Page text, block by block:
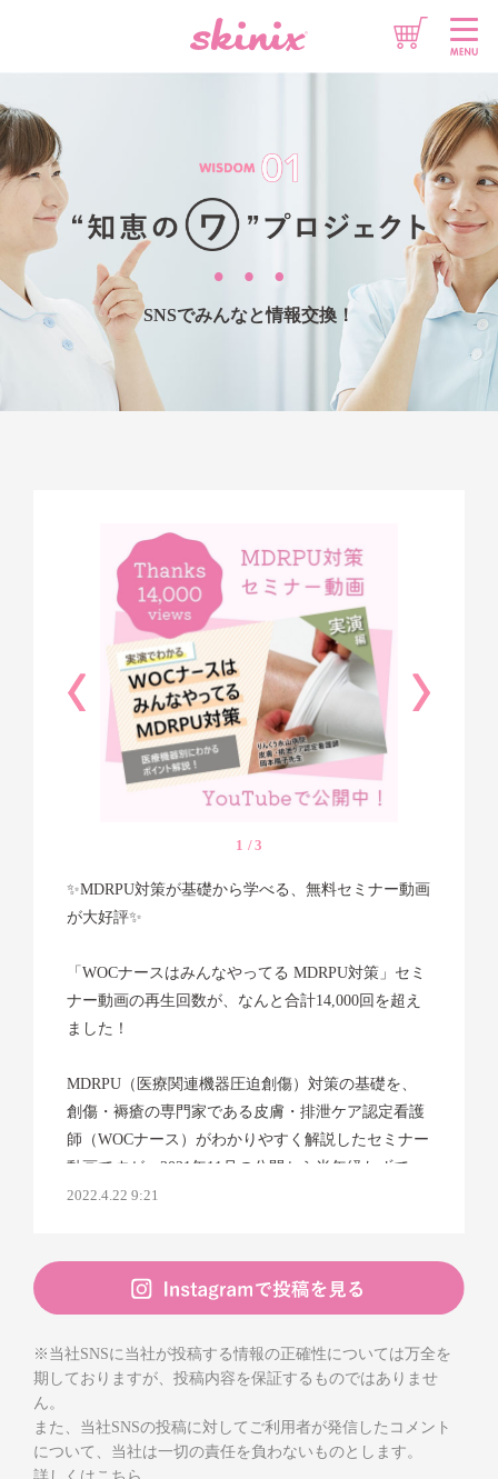
想いをチカラに
情報をチカラに
製品をチカラに
SNS公式アカウント運用方針
会社情報
株式会社 共和 メディカルグループ
大阪本社：〒557-0051 大阪市西成区橘3-20-28
06-6658-8217
東京本社：〒135-0016 東京都江東区東陽5-29-16
03-5634-3843
Copyright © skinix. All Rights Reserved.
SNSでみんなと情報交換！
1 3
✨MDRPU対策が基礎から学べる、無料セミナー動画
が大好評✨
「WOCナースはみんなやってる MDRPU対策」セミ
ナー動画の再生回数が、なんと合計14,000回を超え
ました！
MDRPU（医療関連機器圧迫創傷）対策の基礎を、
創傷・褥瘡の専門家である皮膚・排泄ケア認定看護
師（WOCナース）がわかりやすく解説したセミナー
動画ですが、2021年11月の公開から半年経たずで
14,000再生を達成🌟
視聴後のアンケートでも、弾性ストッキングや
ントが、実演動画もあって実際の手技までわかりや
すいと好評です。
まだご覧になっていない方は、Youtubeで検索する
か、以下のリンクからぜひご覧ください📱✨
2022.4.22 9:21
※当社SNSに当社が投稿する情報の正確性については万全を
期しておりますが、投稿内容を保証するものではありませ
ん。
また、当社SNSの投稿に対してご利用者が発信したコメント
について、当社は一切の責任を負わないものとします。